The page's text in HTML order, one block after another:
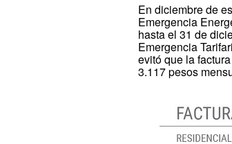
En diciembre de
Emergencia
hasta el 31 de
Emergencia
evitó que la
3.117 pesos